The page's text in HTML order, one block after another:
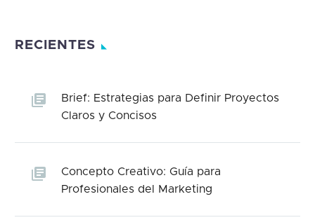
RECIENTES
Brief: Estrategias para Definir Proyectos
Claros y Concisos
Concepto Creativo: Guía para
Profesionales del Marketing